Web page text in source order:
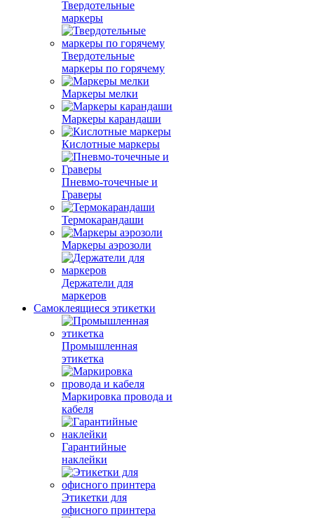
Твердотельные
маркеры
Твердотельные
маркеры по горячему
Маркеры мелки
Маркеры карандаши
Кислотные маркеры
Пневмо-точечные и
Граверы
Термокарандаши
Маркеры аэрозоли
Держатели для
маркеров
Самоклеящиеся этикетки
Промышленная
этикетка
Маркировка провода и
кабеля
Гарантийные
наклейки
Этикетки для
офисного принтера